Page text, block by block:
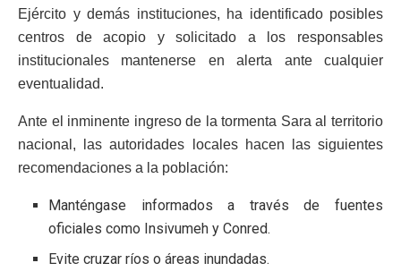
Ejército y demás instituciones, ha identificado posibles
centros de acopio y solicitado a los responsables
institucionales mantenerse en alerta ante cualquier
eventualidad.
Ante el inminente ingreso de la tormenta Sara al territorio
nacional, las autoridades locales hacen las siguientes
recomendaciones a la población:
Manténgase informados a través de fuentes
oficiales como Insivumeh y Conred.
Evite cruzar ríos o áreas inundadas.